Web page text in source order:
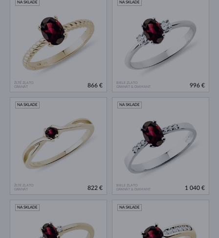
ŽLTÉ ZLATO
GRANÁT
NA SKLADE
866 €
BIELE ZLATO
GRANÁT & DIAMANT
NA SKLADE
996 €
ŽLTÉ ZLATO
GRANÁT
NA SKLADE
822 €
BIELE ZLATO
GRANÁT & DIAMANT
NA SKLADE
1 040 €
NA SKLADE NA SKLADE